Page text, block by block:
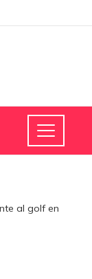
al golf en